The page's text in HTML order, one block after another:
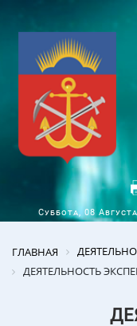
Суббота, 08
ГЛАВНАЯ
ДЕЯТЕЛЬНОСТЬ